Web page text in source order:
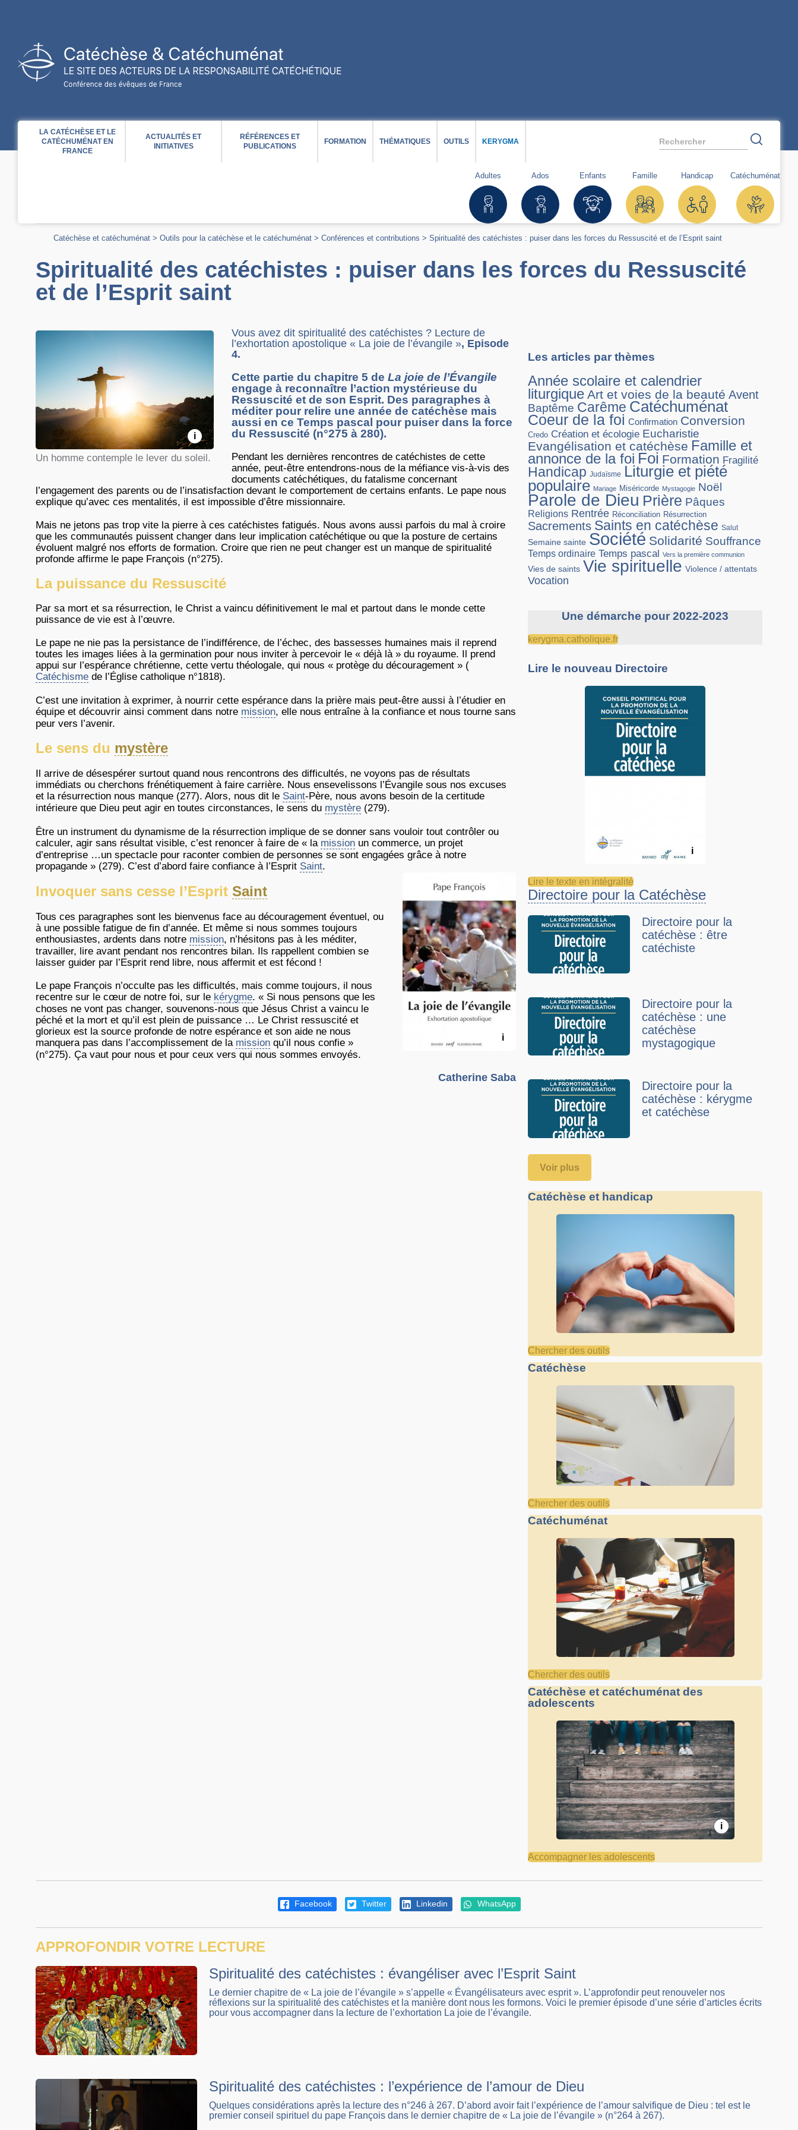
Rechercher
LA CATÉCHÈSE ET LE
CATÉCHUMÉNAT EN
FRANCE
ACTUALITÉS ET
INITIATIVES
RÉFÉRENCES ET
PUBLICATIONS
FORMATION THÉMATIQUES OUTILS KERYGMA
Adultes Ados Enfants Famille Handicap Catéchuménat
Catéchèse et catéchuménat > Outils pour la catéchèse et le catéchuménat > Conférences et contributions > Spiritualité des catéchistes : puiser dans les forces du Ressuscité et de l’Esprit saint
Spiritualité des catéchistes : puiser dans les forces du Ressuscité
et de l’Esprit saint
i
Un homme contemple le lever du soleil.
Vous avez dit spiritualité des catéchistes ? Lecture de
l’exhortation apostolique « La joie de l’évangile », Episode
4.
Cette partie du chapitre 5 de La joie de l’Évangile
engage à reconnaître l’action mystérieuse du
Ressuscité et de son Esprit. Des paragraphes à
méditer pour relire une année de catéchèse mais
aussi en ce Temps pascal pour puiser dans la force
du Ressuscité (n°275 à 280).
Pendant les dernières rencontres de catéchistes de cette
année, peut-être entendrons-nous de la méfiance vis-à-vis des
documents catéchétiques, du fatalisme concernant
l’engagement des parents ou de l’insatisfaction devant le comportement de certains enfants. Le pape nous
explique qu’avec ces mentalités, il est impossible d’être missionnaire.
Mais ne jetons pas trop vite la pierre à ces catéchistes fatigués. Nous avons aussi parfois du mal à croire
que les communautés puissent changer dans leur implication catéchétique ou que la posture de certains
évoluent malgré nos efforts de formation. Croire que rien ne peut changer est un manque de spiritualité
profonde affirme le pape François (n°275).
La puissance du Ressuscité
Par sa mort et sa résurrection, le Christ a vaincu définitivement le mal et partout dans le monde cette
puissance de vie est à l’œuvre.
Le pape ne nie pas la persistance de l’indifférence, de l’échec, des bassesses humaines mais il reprend
toutes les images liées à la germination pour nous inviter à percevoir le « déjà là » du royaume. Il prend
appui sur l’espérance chrétienne, cette vertu théologale, qui nous « protège du découragement » (
Catéchisme de l’Église catholique n°1818).
C’est une invitation à exprimer, à nourrir cette espérance dans la prière mais peut-être aussi à l’étudier en
équipe et découvrir ainsi comment dans notre mission, elle nous entraîne à la confiance et nous tourne sans
peur vers l’avenir.
Le sens du mystère
Il arrive de désespérer surtout quand nous rencontrons des difficultés, ne voyons pas de résultats
immédiats ou cherchons frénétiquement à faire carrière. Nous ensevelissons l’Évangile sous nos excuses
et la résurrection nous manque (277). Alors, nous dit le Saint-Père, nous avons besoin de la certitude
intérieure que Dieu peut agir en toutes circonstances, le sens du mystère (279).
Être un instrument du dynamisme de la résurrection implique de se donner sans vouloir tout contrôler ou
calculer, agir sans résultat visible, c’est renoncer à faire de « la mission un commerce, un projet
d’entreprise …un spectacle pour raconter combien de personnes se sont engagées grâce à notre
propagande » (279). C’est d’abord faire confiance à l’Esprit Saint.
i
Invoquer sans cesse l’Esprit Saint
Tous ces paragraphes sont les bienvenus face au découragement éventuel, ou
à une possible fatigue de fin d’année. Et même si nous sommes toujours
enthousiastes, ardents dans notre mission, n’hésitons pas à les méditer,
travailler, lire avant pendant nos rencontres bilan. Ils rappellent combien se
laisser guider par l’Esprit rend libre, nous affermit et est fécond !
Le pape François n’occulte pas les difficultés, mais comme toujours, il nous
recentre sur le cœur de notre foi, sur le kérygme. « Si nous pensons que les
choses ne vont pas changer, souvenons-nous que Jésus Christ a vaincu le
péché et la mort et qu’il est plein de puissance … Le Christ ressuscité et
glorieux est la source profonde de notre espérance et son aide ne nous
manquera pas dans l’accomplissement de la mission qu’il nous confie »
(n°275). Ça vaut pour nous et pour ceux vers qui nous sommes envoyés.
Catherine Saba
Les articles par thèmes
Année scolaire et calendrier
liturgique Art et voies de la beauté Avent
Baptême Carême Catéchuménat
Coeur de la foi Confirmation Conversion
Credo Création et écologie Eucharistie
Evangélisation et catéchèse Famille et
annonce de la foi Foi Formation Fragilité
Handicap Judaïsme Liturgie et piété
populaire Mariage Miséricorde Mystagogie Noël
Parole de Dieu Prière Pâques
Religions Rentrée Réconciliation Résurrection
Sacrements Saints en catéchèse Salut
Semaine sainte Société Solidarité Souffrance
Temps ordinaire Temps pascal Vers la première communion
Vies de saints Vie spirituelle Violence / attentats
Vocation
Une démarche pour 2022-2023
kerygma.catholique.fr
Lire le nouveau Directoire
i
Lire le texte en intégralité
Directoire pour la Catéchèse
Directoire pour la
catéchèse : être
catéchiste
Directoire pour la
catéchèse : une
catéchèse
mystagogique
Directoire pour la
catéchèse : kérygme
et catéchèse
Voir plus
Catéchèse et handicap
Chercher des outils
Catéchèse
Chercher des outils
Catéchuménat
Chercher des outils
Catéchèse et catéchuménat des
adolescents
i
Accompagner les adolescents
Facebook Twitter Linkedin WhatsApp
APPROFONDIR VOTRE LECTURE
Spiritualité des catéchistes : évangéliser avec l’Esprit Saint
Le dernier chapitre de « La joie de l’évangile » s’appelle « Évangélisateurs avec esprit ». L’approfondir peut renouveler nos
réflexions sur la spiritualité des catéchistes et la manière dont nous les formons. Voici le premier épisode d’une série d’articles écrits
pour vous accompagner dans la lecture de l’exhortation La joie de l’évangile.
Spiritualité des catéchistes : l’expérience de l’amour de Dieu
Quelques considérations après la lecture des n°246 à 267. D’abord avoir fait l’expérience de l’amour salvifique de Dieu : tel est le
premier conseil spirituel du pape François dans le dernier chapitre de « La joie de l’évangile » (n°264 à 267).